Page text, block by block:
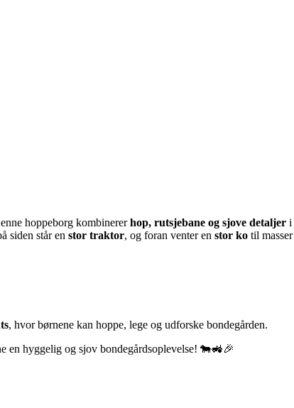
hoppeborg kombinererhop, rutsjebane og sjove detaljer i
siden står en stor traktor, og foran venter en stor ko til
, hvor børnene kan hoppe, lege og udforske bondegården.
en hyggelig og sjov bondegårdsoplevelse! 🐄🚜🎉